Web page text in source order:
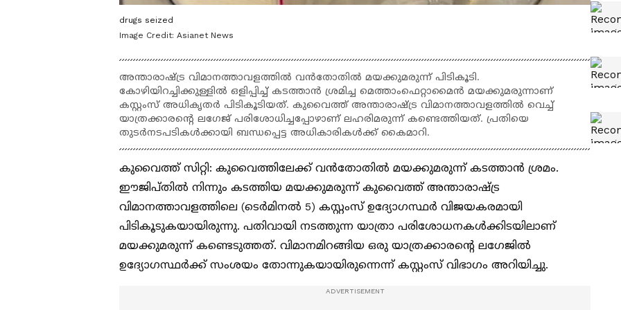
drugs seized
Image Credit: Asianet News
അന്താരാഷ്ട്ര വിമാനത്താവളത്തിൽ വൻതോതിൽ മയക്കുമരുന്ന് പിടികൂടി.
കോഴിയിറച്ചിക്കുള്ളിൽ ഒളിപ്പിച്ച് കടത്താൻ ശ്രമിച്ച മെത്താംഫെറ്റാമൈൻ മയക്കുമരുന്നാണ്
കസ്റ്റംസ് അധികൃതർ പിടികൂടിയത്. കുവൈത്ത് അന്താരാഷ്ട്ര വിമാനത്താവളത്തിൽ വെച്ച്
യാത്രക്കാരന്‍റെ ലഗേജ് പരിശോധിച്ചപ്പോഴാണ് ലഹരിമരുന്ന് കണ്ടെത്തിയത്. പ്രതിയെ
തുടർനടപടികൾക്കായി ബന്ധപ്പെട്ട അധികാരികൾക്ക് കൈമാറി.
കുവൈത്ത് സിറ്റി: കുവൈത്തിലേക്ക് വൻതോതിൽ മയക്കുമരുന്ന് കടത്താൻ ശ്രമം.
ഈജിപ്തിൽ നിന്നും കടത്തിയ മയക്കുമരുന്ന് കുവൈത്ത് അന്താരാഷ്ട്ര
വിമാനത്താവളത്തിലെ (ടെർമിനൽ 5) കസ്റ്റംസ് ഉദ്യോഗസ്ഥർ വിജയകരമായി
പിടികൂടുകയായിരുന്നു. പതിവായി നടത്തുന്ന യാത്രാ പരിശോധനകൾക്കിടയിലാണ്
മയക്കുമരുന്ന് കണ്ടെടുത്തത്. വിമാനമിറങ്ങിയ ഒരു യാത്രക്കാരന്റെ ലഗേജിൽ
ഉദ്യോഗസ്ഥർക്ക് സംശയം തോന്നുകയായിരുന്നെന്ന് കസ്റ്റംസ് വിഭാഗം അറിയിച്ചു.